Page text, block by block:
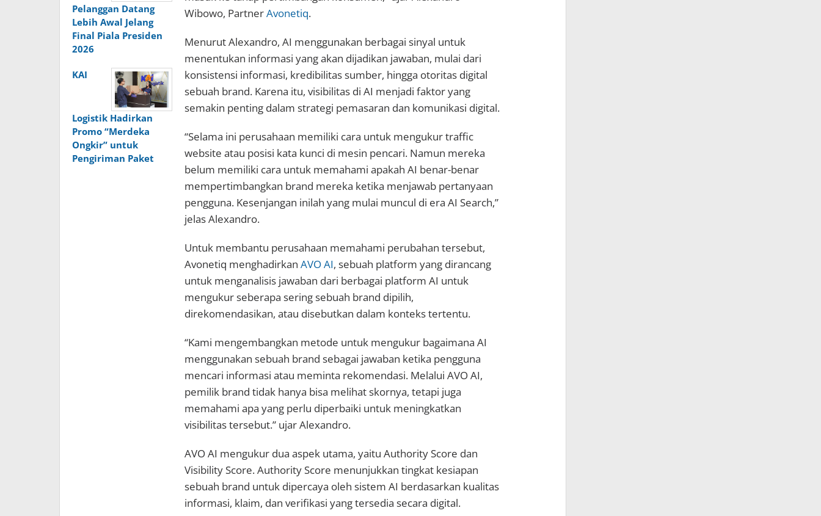
Pelanggan Datang
Lebih Awal Jelang
Final Piala Presiden
2026
KAI
Logistik Hadirkan
Promo “Merdeka
Ongkir” untuk
Pengiriman Paket
Wibowo, PartnerAvonetiq.
Menurut Alexandro, AI menggunakan berbagai sinyal untuk
menentukan informasi yang akan dijadikan jawaban, mulai dari
konsistensi informasi, kredibilitas sumber, hingga otoritas digital
sebuah brand. Karena itu, visibilitas di AI menjadi faktor yang
semakin penting dalam strategi pemasaran dan komunikasi digital.
“Selama ini perusahaan memiliki cara untuk mengukur traffic
website atau posisi kata kunci di mesin pencari. Namun mereka
belum memiliki cara untuk memahami apakah AI benar-benar
mempertimbangkan brand mereka ketika menjawab pertanyaan
pengguna. Kesenjangan inilah yang mulai muncul di era AI Search,”
jelas Alexandro.
Untuk membantu perusahaan memahami perubahan tersebut,
Avonetiq menghadirkan AVO AI, sebuah platform yang dirancang
untuk menganalisis jawaban dari berbagai platform AI untuk
mengukur seberapa sering sebuah brand dipilih,
direkomendasikan, atau disebutkan dalam konteks tertentu.
“Kami mengembangkan metode untuk mengukur bagaimana AI
menggunakan sebuah brand sebagai jawaban ketika pengguna
mencari informasi atau meminta rekomendasi. Melalui AVO AI,
pemilik brand tidak hanya bisa melihat skornya, tetapi juga
memahami apa yang perlu diperbaiki untuk meningkatkan
visibilitas tersebut.” ujar Alexandro.
AVO AI mengukur dua aspek utama, yaitu Authority Score dan
Visibility Score. Authority Score menunjukkan tingkat kesiapan
sebuah brand untuk dipercaya oleh sistem AI berdasarkan kualitas
informasi, klaim, dan verifikasi yang tersedia secara digital.